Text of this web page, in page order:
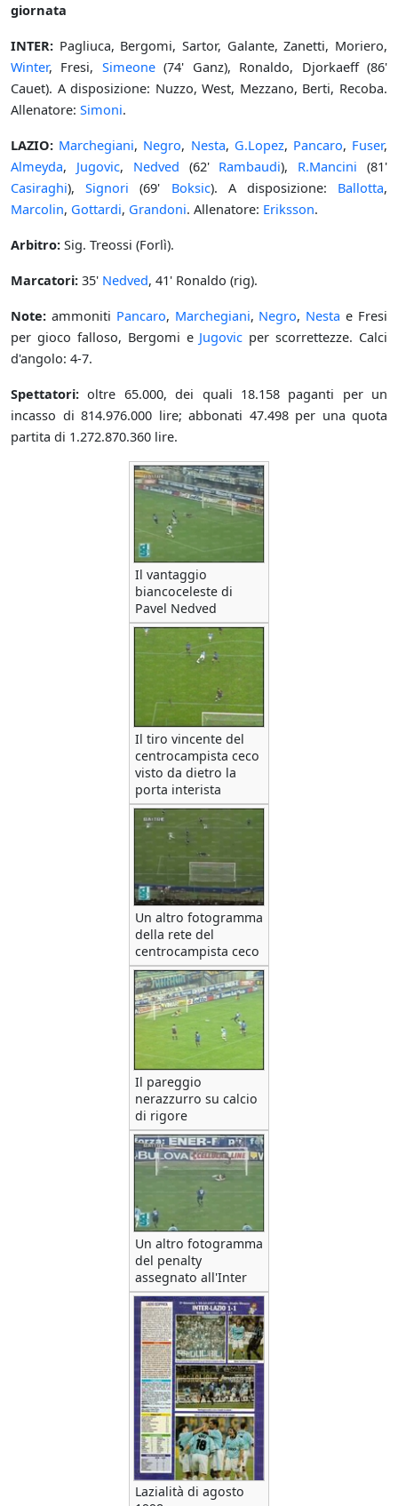
giornata
INTER: Pagliuca, Bergomi, Sartor, Galante, Zanetti, Moriero,
Winter, Fresi, Simeone(74' Ganz), Ronaldo, Djorkaeff (86'
Cauet). A disposizione: Nuzzo, West, Mezzano, Berti, Recoba.
Allenatore: Simoni.
LAZIO: Marchegiani, Negro, Nesta, G.Lopez, Pancaro, Fuser,
Almeyda, Jugovic, Nedved (62' Rambaudi), R.Mancini (81'
Casiraghi),Signori (69' Boksic). A disposizione: Ballotta,
Marcolin, Gottardi, Grandoni. Allenatore: Eriksson.
Arbitro: Sig. Treossi (Forlì).
Marcatori: 35' Nedved, 41' Ronaldo (rig).
Note: ammoniti Pancaro, Marchegiani, Negro, Nesta e Fresi
per gioco falloso, Bergomi e Jugovic per scorrettezze. Calci
d'angolo: 4-7.
Spettatori: oltre 65.000, dei quali 18.158 paganti per un
incasso di 814.976.000 lire; abbonati 47.498 per una quota
partita di 1.272.870.360 lire.
Il vantaggio
biancoceleste di
Pavel Nedved
Il tiro vincente del
centrocampista ceco
visto da dietro la
porta interista
Un altro fotogramma
della rete del
centrocampista ceco
Il pareggio
nerazzurro su calcio
di rigore
Un altro fotogramma
del penalty
assegnato all'Inter
Lazialità di agosto